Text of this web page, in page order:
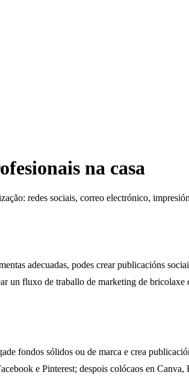
na casa
redes sociais, correo electrónico,
adecuadas, podes crear publicacións
un fluxo de traballo de marketing de bricolaxe
fondos sólidos ou de marca e crea
e Pinterest; despois colócaos en